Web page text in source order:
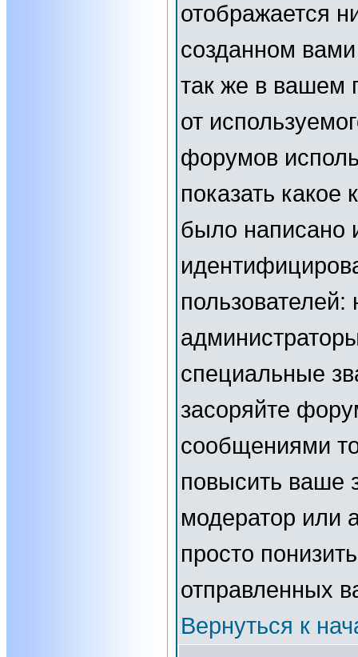
отображается
созданном
так же в вашем
от
форумов
показать какое
было написано
специальные
засоряйте
сообщениями
повысить ваше
модератор или
просто
отправленных
Вернуться к